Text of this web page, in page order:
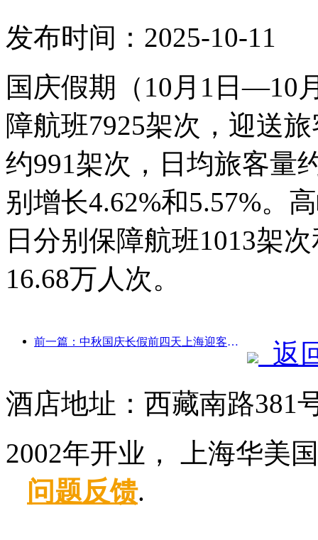
发布时间：2025-10-11
国庆假期（10月1日—10
障航班7925架次，迎送
约991架次，日均旅客量
别增长4.62%和5.57%。
日分别保障航班1013架
16.68万人次。
前一篇：中秋国庆长假前四天上海迎客逾1511万人次，同比增长超两成
返
酒店地址：西藏南路381
2002年开业， 上海华美
问题反馈.